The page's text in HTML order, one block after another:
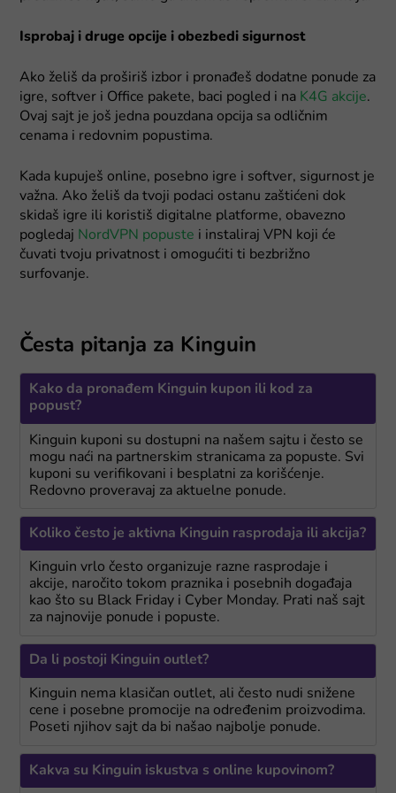
Isprobaj i druge opcije i obezbedi sigurnost
Ako želiš da proširiš izbor i pronađeš dodatne ponude za
igre, softver i Office pakete, baci pogled i na K4G akcije.
Ovaj sajt je još jedna pouzdana opcija sa odličnim
cenama i redovnim popustima.
Kada kupuješ online, posebno igre i softver, sigurnost je
važna. Ako želiš da tvoji podaci ostanu zaštićeni dok
skidaš igre ili koristiš digitalne platforme, obavezno
pogledaj NordVPN popuste i instaliraj VPN koji će
čuvati tvoju privatnost i omogućiti ti bezbrižno
surfovanje.
Česta pitanja za Kinguin
Kako da pronađem Kinguin kupon ili kod za
popust?
Kinguin kuponi su dostupni na našem sajtu i često se
mogu naći na partnerskim stranicama za popuste. Svi
kuponi su verifikovani i besplatni za korišćenje.
Redovno proveravaj za aktuelne ponude.
Koliko često je aktivna Kinguin rasprodaja ili akcija?
Kinguin vrlo često organizuje razne rasprodaje i
akcije, naročito tokom praznika i posebnih događaja
kao što su Black Friday i Cyber Monday. Prati naš sajt
za najnovije ponude i popuste.
Da li postoji Kinguin outlet?
Kinguin nema klasičan outlet, ali često nudi snižene
cene i posebne promocije na određenim proizvodima.
Poseti njihov sajt da bi našao najbolje ponude.
Kakva su Kinguin iskustva s online kupovinom?